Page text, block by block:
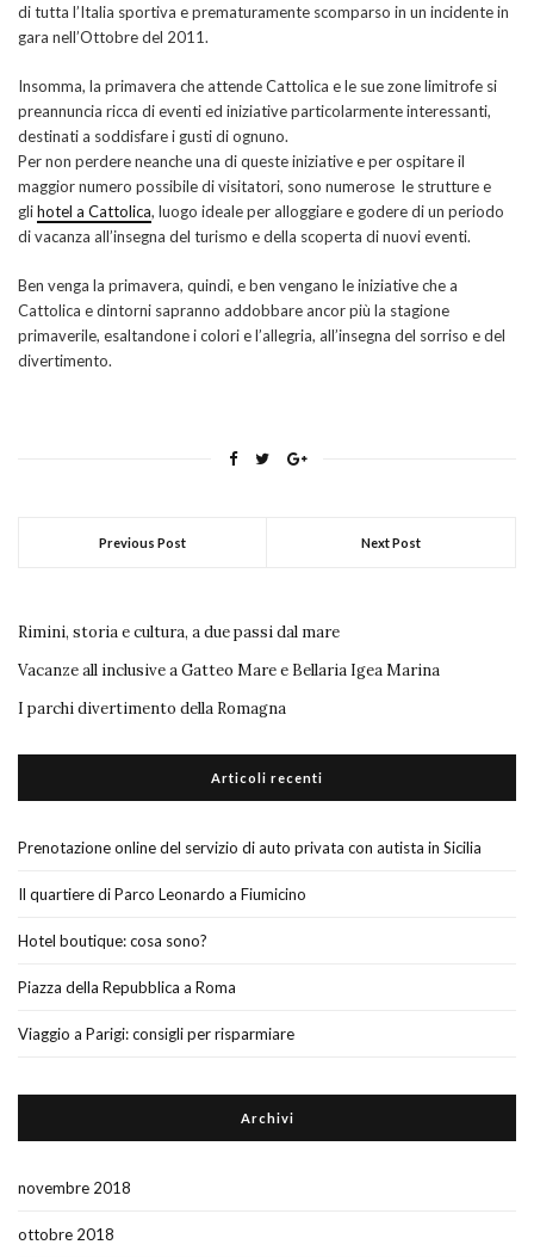
di tutta l’Italia sportiva e prematuramente scomparso in un incidente in
gara nell’Ottobre del 2011.
Insomma, la primavera che attende Cattolica e le sue zone limitrofe si
preannuncia ricca di eventi ed iniziative particolarmente interessanti,
destinati a soddisfare i gusti di ognuno.
Per non perdere neanche una di queste iniziative e per ospitare il
maggior numero possibile di visitatori, sono numerose le strutture e
glihotel a Cattolica, luogo ideale per alloggiare e godere di un periodo
di vacanza all’insegna del turismo e della scoperta di nuovi eventi.
Ben venga la primavera, quindi, e ben vengano le iniziative che a
Cattolica e dintorni sapranno addobbare ancor più la stagione
primaverile, esaltandone i colori e l’allegria, all’insegna del sorriso e del
divertimento.
Previous Post Next Post
Rimini, storia e cultura, a due passi dal mare
Vacanze all inclusive a Gatteo Mare e Bellaria Igea Marina
I parchi divertimento della Romagna
Articoli recenti
Prenotazione online del servizio di auto privata con autista in Sicilia
Il quartiere di Parco Leonardo a Fiumicino
Hotel boutique: cosa sono?
Piazza della Repubblica a Roma
Viaggio a Parigi: consigli per risparmiare
Archivi
novembre 2018
ottobre 2018